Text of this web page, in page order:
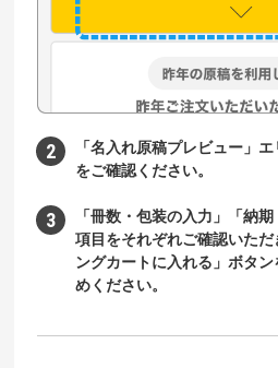
「名入れ原稿プレビュー」
をご確認ください。
「冊数・包装の入力」「納
項目をそれぞれご確認いた
ングカートに入れる」ボタ
めください。